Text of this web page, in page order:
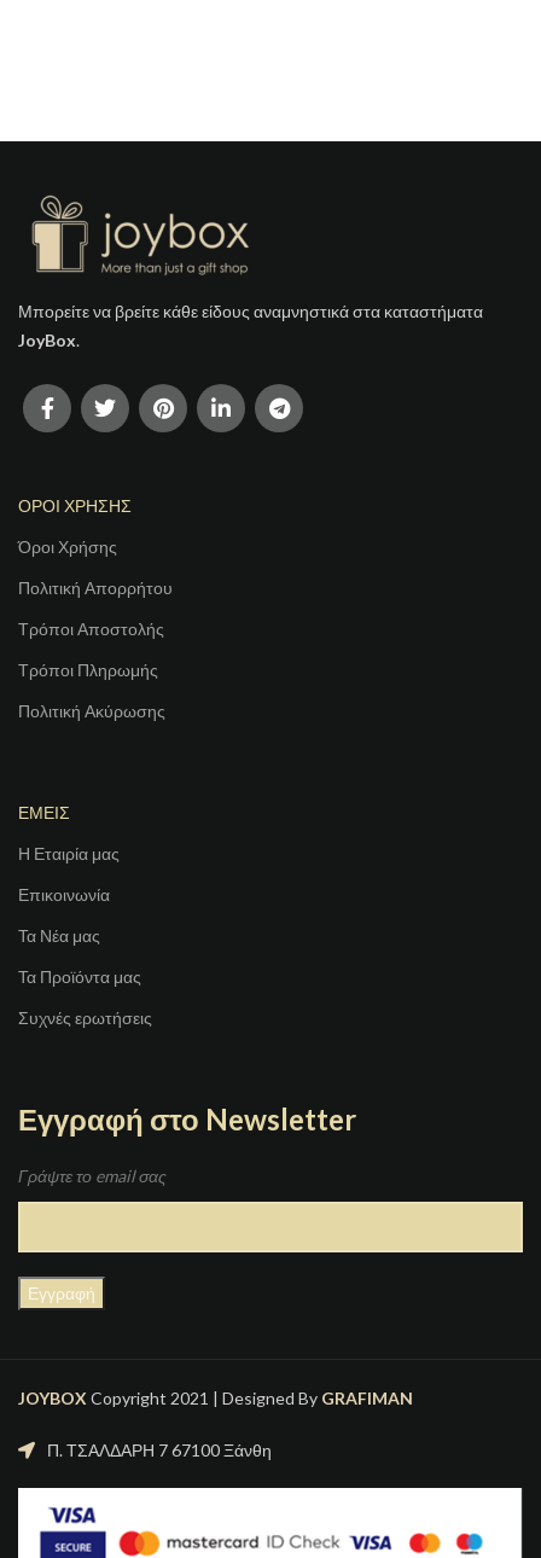
Μπορείτε να βρείτε κάθε είδους αναμνηστικά στα καταστήματα
JoyBox.
ΟΡΟΙ ΧΡΗΣΗΣ
Όροι Χρήσης
Πολιτική Απορρήτου
Τρόποι Αποστολής
Τρόποι Πληρωμής
Πολιτική Ακύρωσης
ΕΜΕΙΣ
Η Εταιρία μας
Επικοινωνία
Τα Νέα μας
Τα Προϊόντα μας
Συχνές ερωτήσεις
Εγγραφή στο Newsletter
Γράψτε το email σας
JOYBOX Copyright 2021 | Designed By GRAFIMAN
Π. ΤΣΑΛΔΑΡΗ 7 67100 Ξάνθη